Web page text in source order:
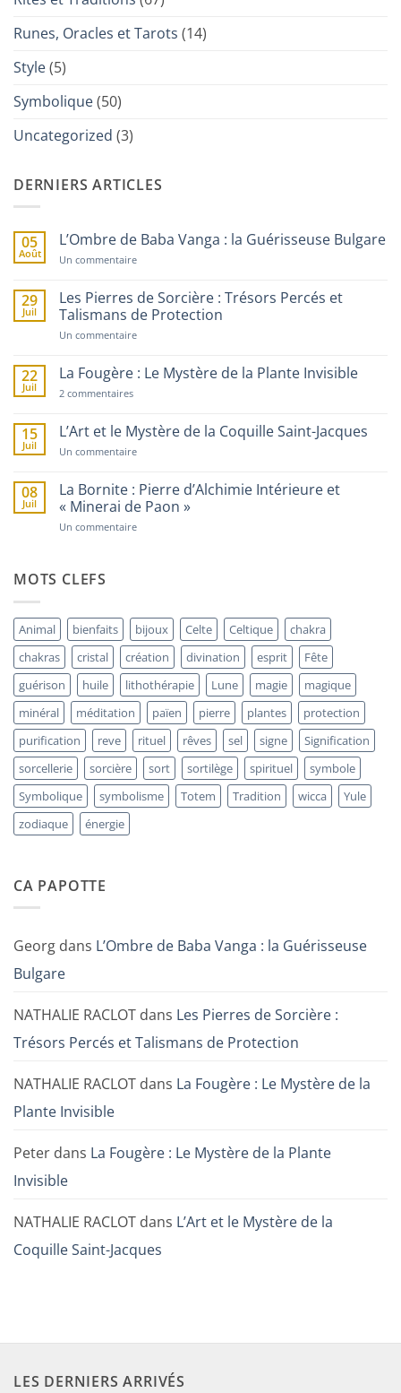
Runes, Oracles et Tarots (14)
Style(5)
Symbolique(50)
Uncategorized (3)
DERNIERS ARTICLES
05
Août
L’Ombre de Baba Vanga : la Guérisseuse Bulgare
Un commentairesur
Baba
Vanga
:
Guérisseuse
29
Juil
Les Pierres de Sorcière : Trésors Percés et
Talismans de Protection
Un commentairesur
de
Sorcière
et
Talismans
de
22
Juil
La Fougère : Le Mystère de la Plante Invisible
2 commentairessur
:
Le
Mystère
Plante
Invisible
15
Juil
L’Art et le Mystère de la Coquille Saint-Jacques
Un commentairesur
le
Mystère
de
Coquille
08
Juil
La Bornite : Pierre d’Alchimie Intérieure et
« Minerai de Paon »
Un commentairesur
« Minerai
de
Paon »
MOTS CLEFS
Animal bienfaits bijoux Celte Celtique
chakra
chakras
cristal création divination esprit
Fête
guérison
huile lithothérapie Lune magie
magique
minéral
méditation païen pierre plantes
protection
purification
reve rituel rêves sel signe
Signification
sorcellerie
sorcière sort sortilège spirituel
symbole
Symbolique
symbolisme Totem Tradition wicca
Yule
zodiaque
énergie
CA PAPOTTE
Georg dans L’Ombre de Baba Vanga : la Guérisseuse
Bulgare
NATHALIE RACLOT dans Les Pierres de Sorcière :
Trésors Percés et Talismans de Protection
NATHALIE RACLOT dans La Fougère : Le Mystère de la
Plante Invisible
Peter dans La Fougère : Le Mystère de la Plante
Invisible
NATHALIE RACLOT dans L’Art et le Mystère de la
Coquille Saint-Jacques
LES DERNIERS ARRIVÉS